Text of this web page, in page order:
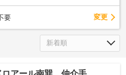
要 変更